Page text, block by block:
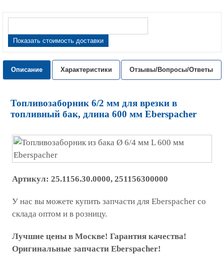
Показать стоимость доставки
Описание Характеристики Отзывы/Вопросы/Ответы
Топливозаборник 6/2 мм для врезки в
топливный бак, длина 600 мм Eberspacher
Артикул: 25.1156.30.0000, 251156300000
У нас вы можете купить запчасти для Eberspacher со
склада оптом и в розницу.
Лучшие цены в Москве! Гарантия качества!
Оригинальные запчасти Eberspacher!